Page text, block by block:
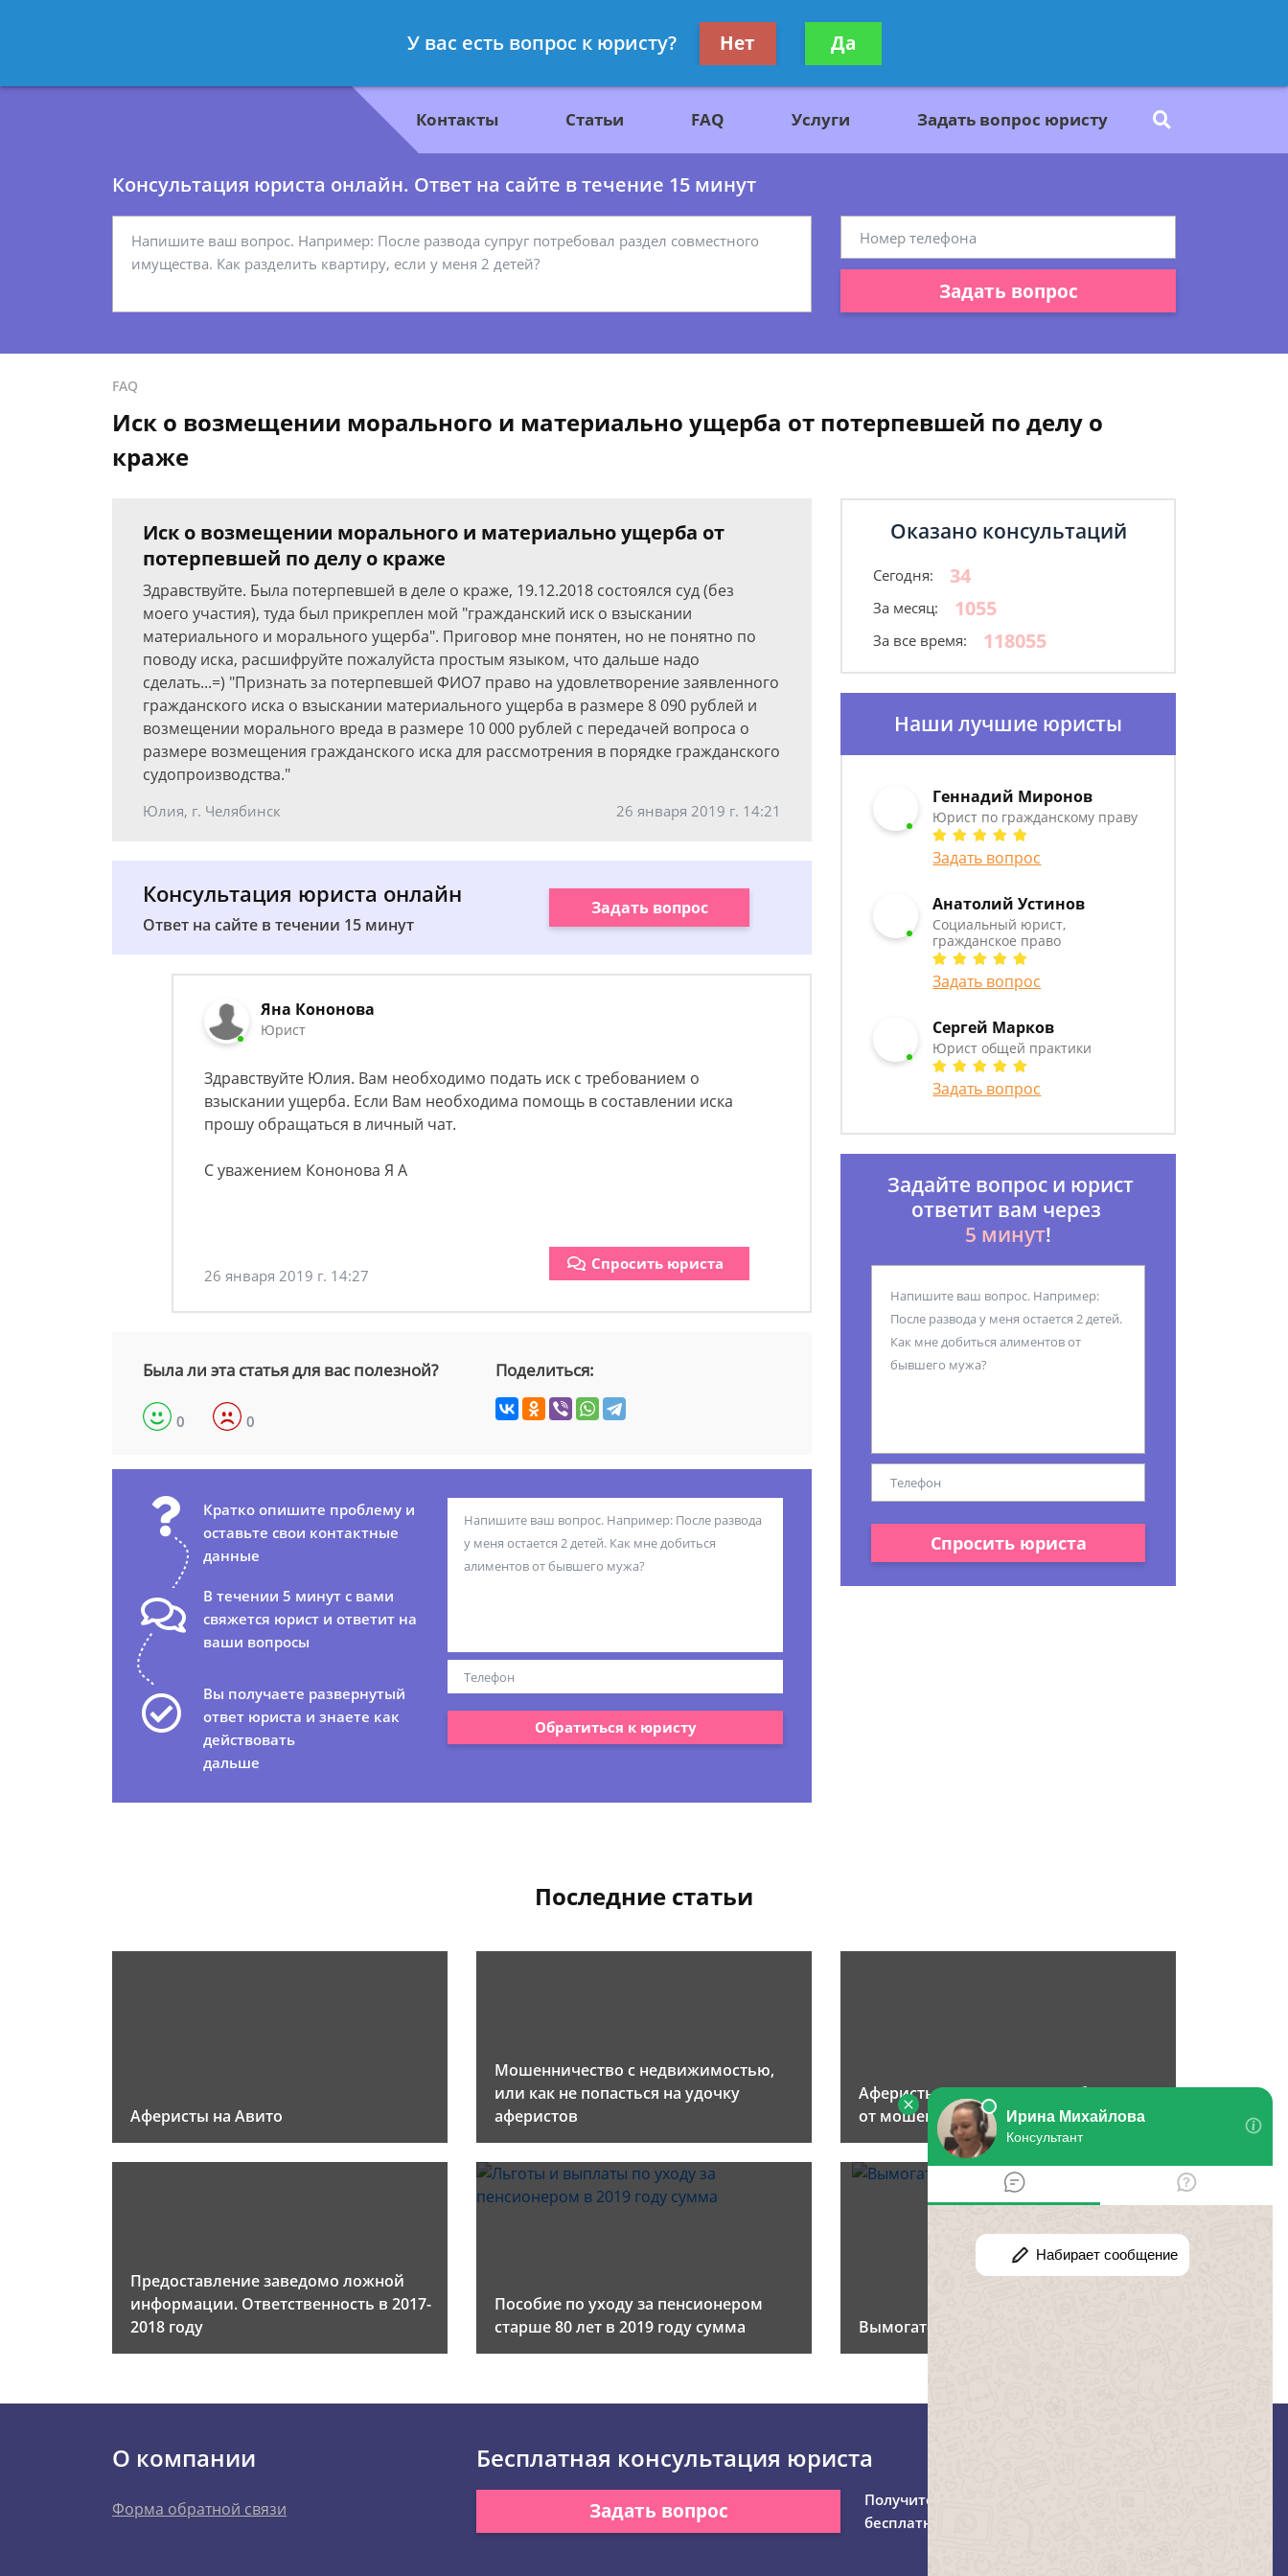
- Юрист по гражданскому праву
Получите консультацию
бесплатно
Контакты Статьи FAQ Услуги Задать вопрос юристу
Консультация юриста онлайн. Ответ на сайте в течение 15 минут
Задать вопрос
FAQ
Иск о возмещении морального и материально ущерба от потерпевшей по делу о
краже
Иск о возмещении морального и материально ущерба от
потерпевшей по делу о краже
Здравствуйте. Была потерпевшей в деле о краже, 19.12.2018 состоялся суд (без
моего участия), туда был прикреплен мой "гражданский иск о взыскании
материального и морального ущерба". Приговор мне понятен, но не понятно по
поводу иска, расшифруйте пожалуйста простым языком, что дальше надо
сделать...=) "Признать за потерпевшей ФИО7 право на удовлетворение заявленного
гражданского иска о взыскании материального ущерба в размере 8 090 рублей и
возмещении морального вреда в размере 10 000 рублей с передачей вопроса о
размере возмещения гражданского иска для рассмотрения в порядке гражданского
судопроизводства."
Юлия, г. Челябинск 26 января 2019 г. 14:21
Консультация юриста онлайн
Ответ на сайте в течении 15 минут
Задать вопрос
Яна Кононова
Юрист
Здравствуйте Юлия. Вам необходимо подать иск с требованием о
взыскании ущерба. Если Вам необходима помощь в составлении иска
прошу обращаться в личный чат.
С уважением Кононова Я А
26 января 2019 г. 14:27
Спросить юриста
Была ли эта статья для вас полезной?
0 0
Поделиться:
Кратко опишите проблему и
оставьте свои контактные
данные
В течении 5 минут с вами
свяжется юрист и ответит на
ваши вопросы
Вы получаете развернутый
ответ юриста и знаете как
действовать
дальше
Обратиться к юристу
Оказано консультаций
Сегодня: 34
За месяц: 1055
За все время: 118055
Наши лучшие юристы
Геннадий Миронов
Юрист по гражданскому праву
Задать вопрос
Анатолий Устинов
Социальный юрист,
гражданское право
Задать вопрос
Сергей Марков
Юрист общей практики
Задать вопрос
Задайте вопрос и юрист
ответит вам через
5 минут!
Спросить юриста
Последние статьи
Аферисты на Авито
Мошенничество с недвижимостью,
или как не попасться на удочку
аферистов
Аферисты в соц. сетях. Как уберечься
от мошенничества в интернете
Предоставление заведомо ложной
информации. Ответственность в 2017-
2018 году
Пособие по уходу за пенсионером
старше 80 лет в 2019 году сумма
Вымогательство
О компании
Форма обратной связи
Бесплатная консультация юриста
Задать вопрос
Получите консультацию
бесплатно
У вас есть вопрос к юристу? Нет Да